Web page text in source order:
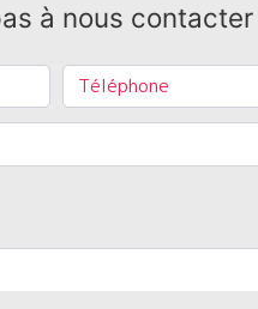
à nous contacter